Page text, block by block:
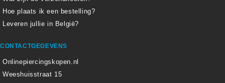
Hoe plaats ik een bestelling?
Leveren jullie in België?
CONTACTGEGEVENS
Onlinepiercingskopen.nl
Weeshuisstraat 15